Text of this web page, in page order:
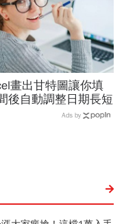
畫出甘特圖讓你填
後自動調整日期長短
Ads by